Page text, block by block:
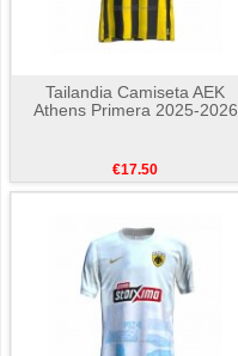
Tailandia Camiseta AEK
Athens Primera 2025-2026
€17.50